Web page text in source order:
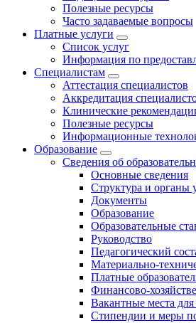
Полезные ресурсы
Часто задаваемые вопросы
Платные услуги
Список услуг
Информация по
Специалистам
Аттестация специалистов
Аккредитация
Клинические
Полезные ресурсы
Информационные
Образование
Сведения об
Основные сведения
Структура и органы
Документы
Образование
Образовательные
Руководство
Педагогический
Материально-
Платные
Финансово-
Вакантные места
Стипендии и меры